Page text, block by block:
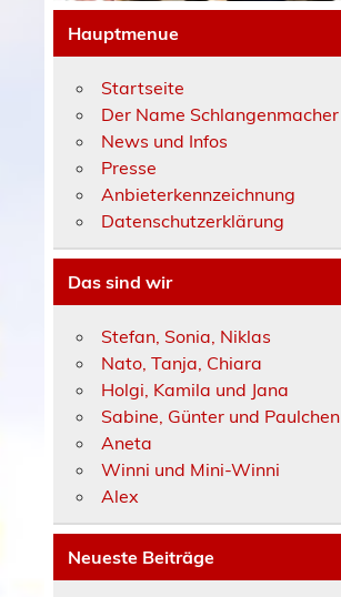
Hauptmenue
Startseite
Der Name Schlangenmacher
News und Infos
Presse
Anbieterkennzeichnung
Datenschutzerklärung
Das sind wir
Stefan, Sonia, Niklas
Nato, Tanja, Chiara
Holgi, Kamila und Jana
Sabine, Günter und Paulchen
Aneta
Winni und Mini-Winni
Alex
Neueste Beiträge